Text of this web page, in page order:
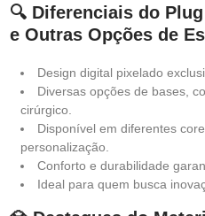
🔍 Diferenciais do
e Outras Opções de
Design digital pixelado
Diversas opções de bases,
cirúrgico.
Disponível em diferentes
personalização.
Conforto e durabilidade
Ideal para quem busca